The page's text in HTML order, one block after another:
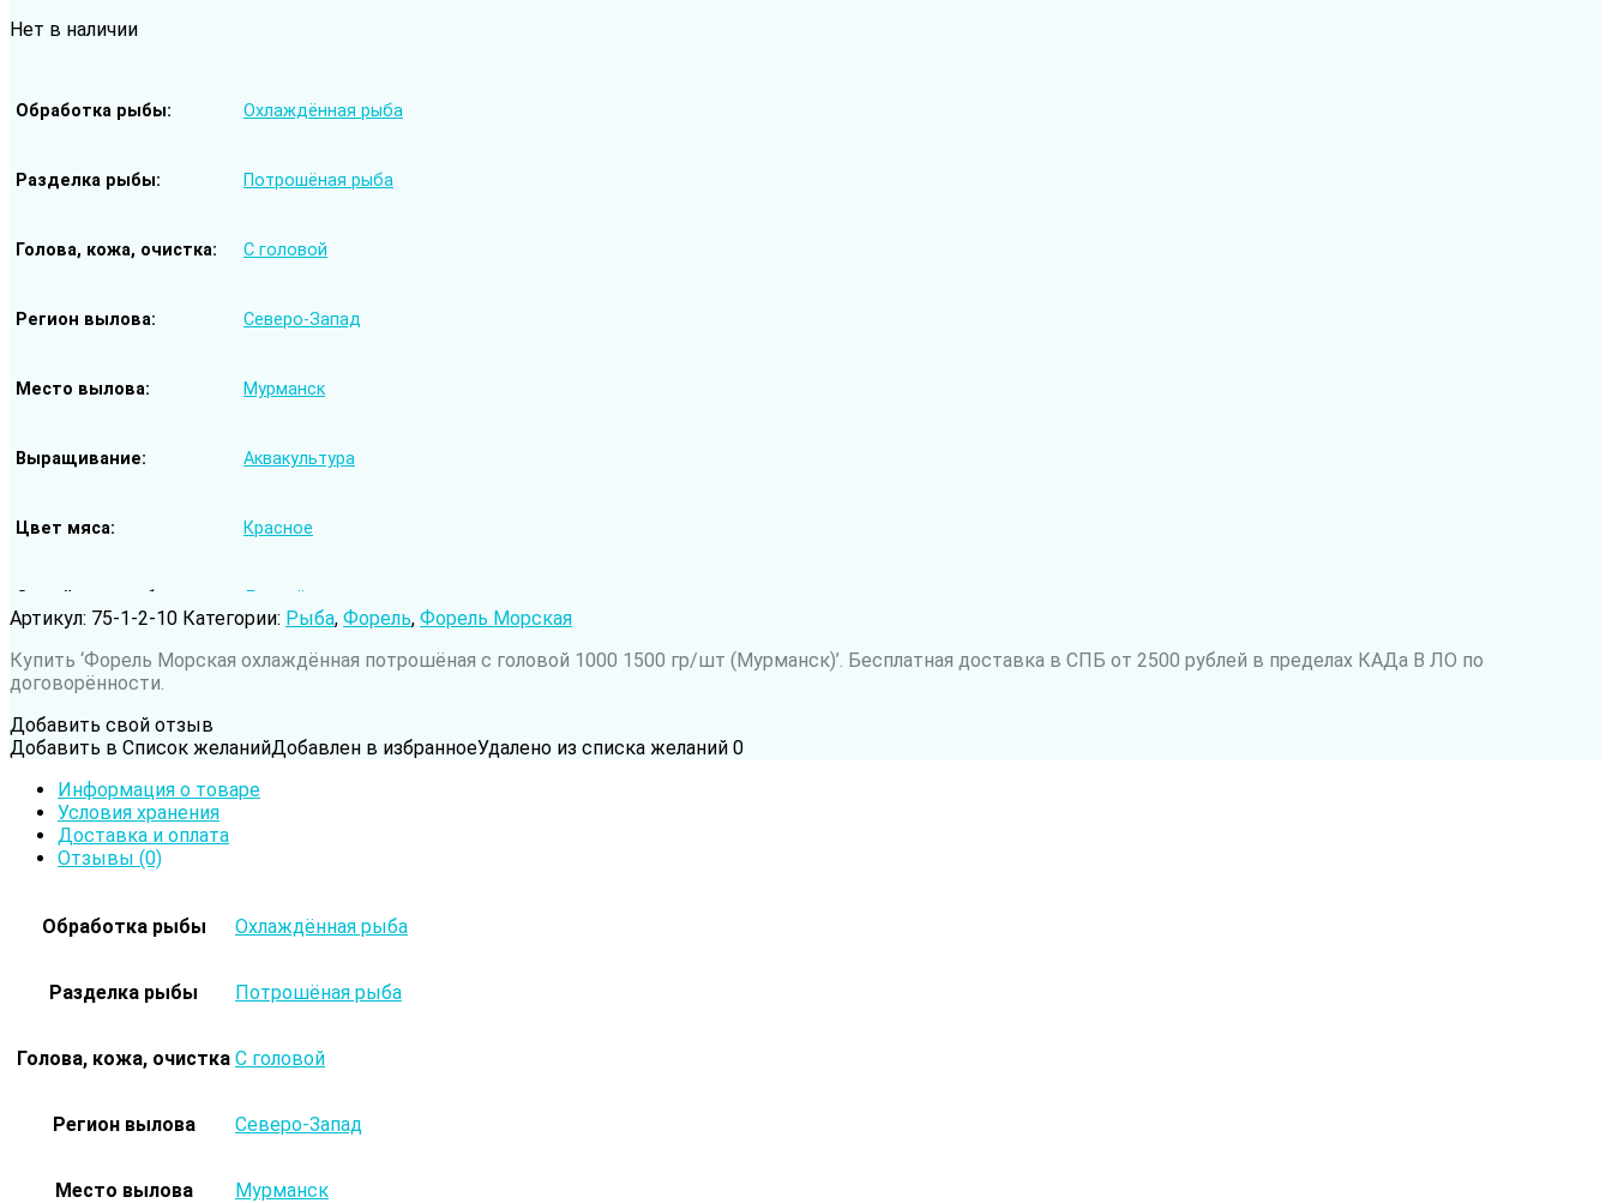
Нет в наличии
Обработка рыбы Охлаждённая рыба
Разделка рыбы Потрошёная рыба
Голова, кожа, очистка С головой
Регион вылова Северо-Запад
Место вылова Мурманск
Выращивание Аквакультура
Цвет мяса Красное
Семейство рыбы Лососёвые
Род рыбы Радужная форель
Вода обитания Пресноводная рыба
Артикул: 75-1-2-10 Категории: Рыба, Форель, Форель Морская
Купить ‘Форель Морская охлаждённая потрошёная с головой 1000 1500 гр/шт (Мурманск)’. Бесплатная доставка в СПБ от 2500 рублей в пределах КАДа В ЛО по
договорённости.
Добавить свой отзыв
Добавить в Список желанийДобавлен в избранноеУдалено из списка желаний 0
Информация о товаре
Условия хранения
Доставка и оплата
Отзывы (0)
Обработка рыбы Охлаждённая рыба
Разделка рыбы Потрошёная рыба
Голова, кожа, очистка С головой
Регион вылова Северо-Запад
Место вылова Мурманск